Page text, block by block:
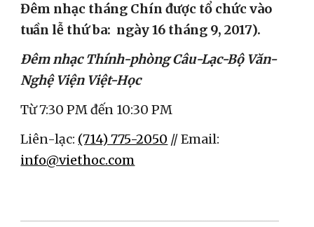
Đêm nhạc tháng Chín được tổ chức vào
tuần lễ thứ ba:  ngày 16 tháng 9, 2017).
Đêm nhạc Thính-phòng Câu-Lạc-Bộ Văn-
Nghệ Viện Việt-Học
Từ 7:30 PM đến 10:30 PM
Liên-lạc: (714) 775-2050
info@viethoc.com